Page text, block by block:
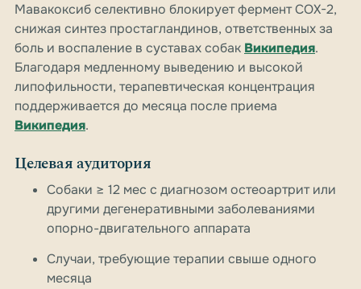
Мавакоксиб селективно блокирует фермент COX-2,
снижая синтез простагландинов, ответственных за
боль и воспаление в суставах собак Википедия.
Благодаря медленному выведению и высокой
липофильности, терапевтическая концентрация
поддерживается до месяца после приема
Википедия.
Целевая аудитория
Собаки ≥ 12 мес с диагнозом остеоартрит или
другими дегенеративными заболеваниями
опорно-двигательного аппарата
Случаи, требующие терапии свыше одного
месяца